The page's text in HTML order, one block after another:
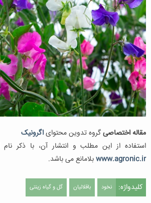
مقاله اختصاصیگروه تدوین محتوایاگرونیک
استفاده از این مطلب و انتشار آن، با ذکر نام
www.agronic.irبلامانع می باشد.
کلیدواژه: نخود باقلائیان گل و گیاه زینتی